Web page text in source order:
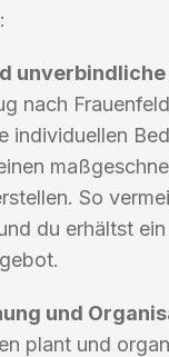
nach
individuellen
So
du erhältst ein
und
plant und